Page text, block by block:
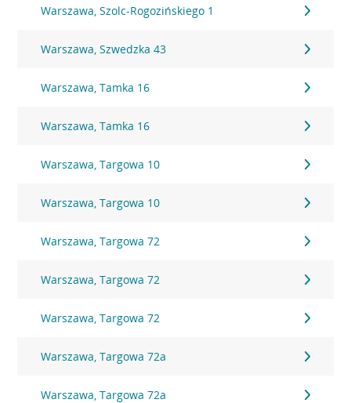
Warszawa, Szolc-Rogozińskiego 1
Warszawa, Szwedzka 43
Warszawa, Tamka 16
Warszawa, Tamka 16
Warszawa, Targowa 10
Warszawa, Targowa 10
Warszawa, Targowa 72
Warszawa, Targowa 72
Warszawa, Targowa 72
Warszawa, Targowa 72a
Warszawa, Targowa 72a